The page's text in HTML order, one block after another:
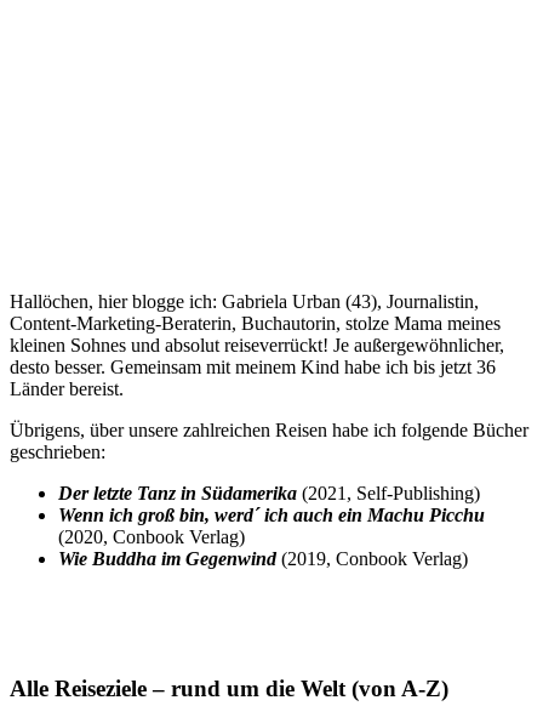
Hallöchen, hier blogge ich: Gabriela Urban (43), Journalistin,
Content-Marketing-Beraterin, Buchautorin, stolze Mama meines
kleinen Sohnes und absolut reiseverrückt! Je außergewöhnlicher,
desto besser. Gemeinsam mit meinem Kind habe ich bis jetzt 36
Länder bereist.
Übrigens, über unsere zahlreichen Reisen habe ich folgende Bücher
geschrieben:
Der letzte Tanz in Südamerika (2021, Self-Publishing)
Wenn ich groß bin, werd´ ich auch ein Machu Picchu
(2020, Conbook Verlag)
Wie Buddha im Gegenwind(2019, Conbook Verlag)
Alle Reiseziele – rund um die Welt (von A-Z)